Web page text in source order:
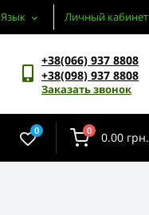
Язык Личный кабинет
+38(066) 937 8808
+38(098) 937 8808
Заказать звонок
0 0 0.00 грн.